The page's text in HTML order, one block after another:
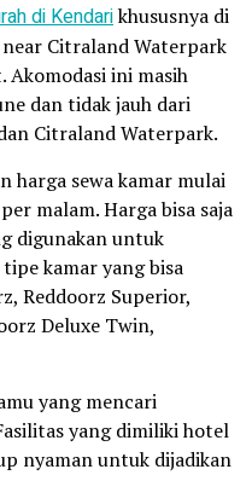
di Kendarikhususnya di
Citraland Waterpark
Akomodasi ini masih
dan tidak jauh dari
Citraland Waterpark.
harga sewa kamar mulai
malam. Harga bisa saja
digunakan untuk
kamar yang bisa
Reddoorz Superior,
Deluxe Twin,
yang mencari
yang dimiliki hotel
nyaman untuk dijadikan